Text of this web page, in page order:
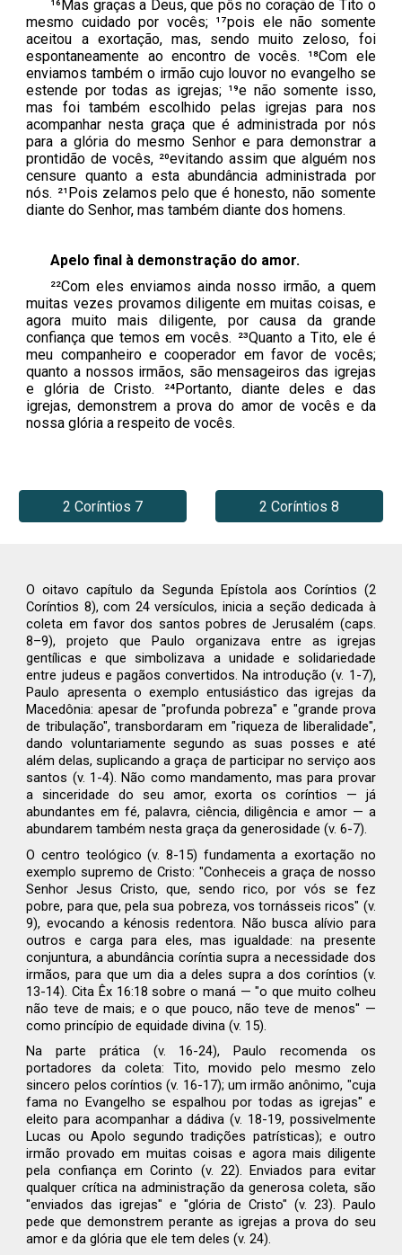
¹⁶Mas graças a Deus, que pôs no coração de Tito o
mesmo cuidado por vocês; ¹⁷pois ele não somente
aceitou a exortação, mas, sendo muito zeloso, foi
espontaneamente ao encontro de vocês. ¹⁸Com ele
enviamos também o irmão cujo louvor no evangelho se
estende por todas as igrejas; ¹⁹e não somente isso,
mas foi também escolhido pelas igrejas para nos
acompanhar nesta graça que é administrada por nós
para a glória do mesmo Senhor e para demonstrar a
prontidão de vocês, ²⁰evitando assim que alguém nos
censure quanto a esta abundância administrada por
nós. ²¹Pois zelamos pelo que é honesto, não somente
diante do Senhor, mas também diante dos homens.
Apelo final à demonstração do amor.
²²Com eles enviamos ainda nosso irmão, a quem
muitas vezes provamos diligente em muitas coisas, e
agora muito mais diligente, por causa da grande
confiança que temos em vocês. ²³Quanto a Tito, ele é
meu companheiro e cooperador em favor de vocês;
quanto a nossos irmãos, são mensageiros das igrejas
e glória de Cristo. ²⁴Portanto, diante deles e das
igrejas, demonstrem a prova do amor de vocês e da
nossa glória a respeito de vocês.
2 Coríntios 7 2 Coríntios 8
O oitavo capítulo da Segunda Epístola aos Coríntios (2
Coríntios 8), com 24 versículos, inicia a seção dedicada à
coleta em favor dos santos pobres de Jerusalém (caps.
8–9), projeto que Paulo organizava entre as igrejas
gentílicas e que simbolizava a unidade e solidariedade
entre judeus e pagãos convertidos. Na introdução (v. 1-7),
Paulo apresenta o exemplo entusiástico das igrejas da
Macedônia: apesar de "profunda pobreza" e "grande prova
de tribulação", transbordaram em "riqueza de liberalidade",
dando voluntariamente segundo as suas posses e até
além delas, suplicando a graça de participar no serviço aos
santos (v. 1-4). Não como mandamento, mas para provar
a sinceridade do seu amor, exorta os coríntios — já
abundantes em fé, palavra, ciência, diligência e amor — a
abundarem também nesta graça da generosidade (v. 6-7).
O centro teológico (v. 8-15) fundamenta a exortação no
exemplo supremo de Cristo: "Conheceis a graça de nosso
Senhor Jesus Cristo, que, sendo rico, por vós se fez
pobre, para que, pela sua pobreza, vos tornásseis ricos" (v.
9), evocando a kénosis redentora. Não busca alívio para
outros e carga para eles, mas igualdade: na presente
conjuntura, a abundância coríntia supra a necessidade dos
irmãos, para que um dia a deles supra a dos coríntios (v.
13-14). Cita Êx 16:18 sobre o maná — "o que muito colheu
não teve de mais; e o que pouco, não teve de menos" —
como princípio de equidade divina (v. 15).
Na parte prática (v. 16-24), Paulo recomenda os
portadores da coleta: Tito, movido pelo mesmo zelo
sincero pelos coríntios (v. 16-17); um irmão anônimo, "cuja
fama no Evangelho se espalhou por todas as igrejas" e
eleito para acompanhar a dádiva (v. 18-19, possivelmente
Lucas ou Apolo segundo tradições patrísticas); e outro
irmão provado em muitas coisas e agora mais diligente
pela confiança em Corinto (v. 22). Enviados para evitar
qualquer crítica na administração da generosa coleta, são
"enviados das igrejas" e "glória de Cristo" (v. 23). Paulo
pede que demonstrem perante as igrejas a prova do seu
amor e da glória que ele tem deles (v. 24).